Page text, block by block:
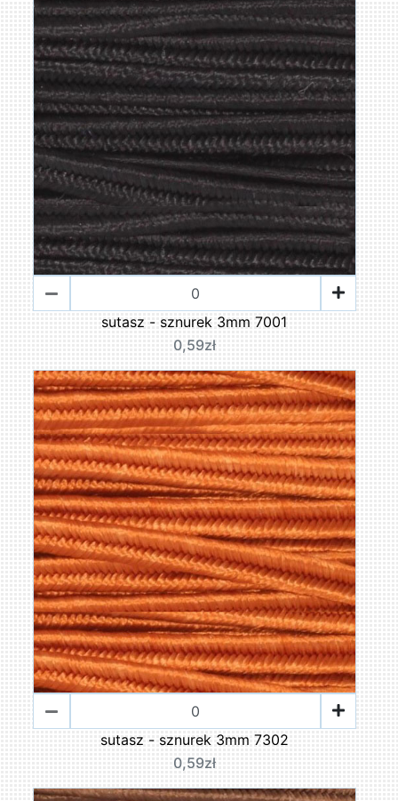
sutasz - sznurek 3mm 7001
0,59zł
sutasz - sznurek 3mm 7302
0,59zł